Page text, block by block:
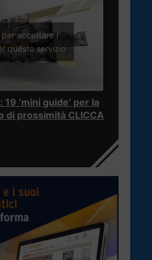
per accettare i
questo servizio
‘mini guide’ per la
di prossimità CLICCA